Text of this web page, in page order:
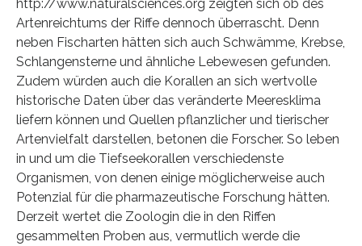
http://www.naturalsciences.org zeigten sich ob des
Artenreichtums der Riffe dennoch überrascht. Denn
neben Fischarten hätten sich auch Schwämme, Krebse,
Schlangensterne und ähnliche Lebewesen gefunden.
Zudem würden auch die Korallen an sich wertvolle
historische Daten über das veränderte Meeresklima
liefern können und Quellen pflanzlicher und tierischer
Artenvielfalt darstellen, betonen die Forscher. So leben
in und um die Tiefseekorallen verschiedenste
Organismen, von denen einige möglicherweise auch
Potenzial für die pharmazeutische Forschung hätten.
Derzeit wertet die Zoologin die in den Riffen
gesammelten Proben aus, vermutlich werde die